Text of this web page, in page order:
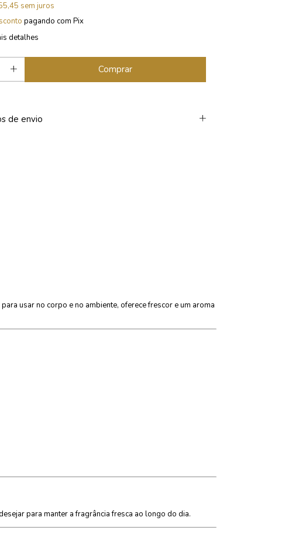
sem juros
pagando com Pix
detalhes
de envio
usar no corpo e no ambiente, oferece frescor e um aroma
para manter a fragrância fresca ao longo do dia.